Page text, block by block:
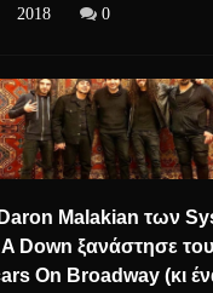
2018
0
Malakian των
Down ξανάστησε
On Broadway (κι